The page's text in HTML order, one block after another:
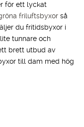
för ett lyckat
friluftsbyxorså
du fritidsbyxor i
tunnare och
brett utbud av
till dam med hög